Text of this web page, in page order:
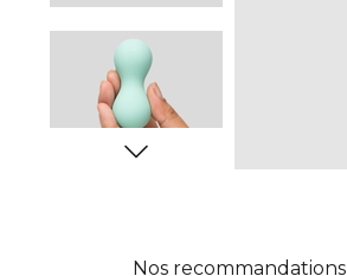
Nos recommandations